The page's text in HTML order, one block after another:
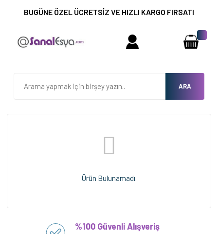
BUGÜNE ÖZEL ÜCRETSİZ VE HIZLI KARGO FIRSATI
ARA
Ürün Bulunamadı.
%100 Güvenli Alışveriş